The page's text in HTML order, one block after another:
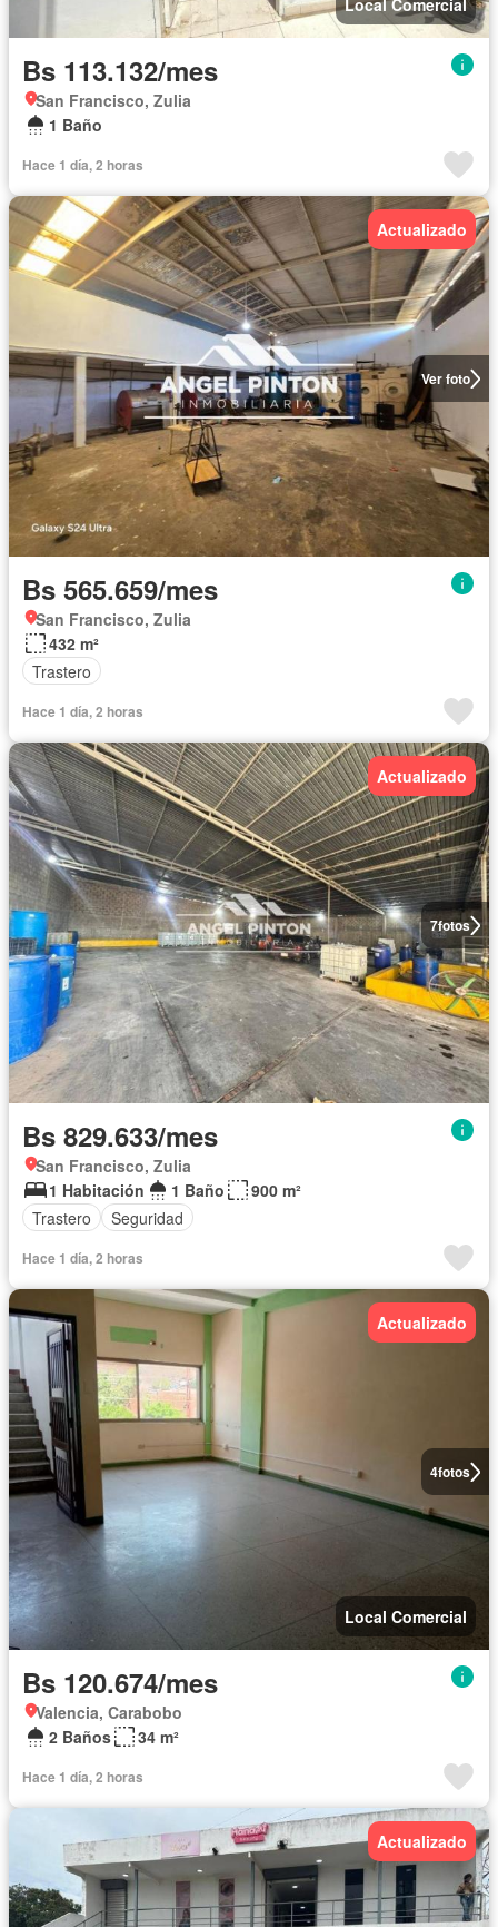
Local Comercial
Bs 113.132/mes
San Francisco, Zulia
1 Baño
Hace 1 día, 2 horas
Ver foto
Actualizado
Bs 565.659/mes
San Francisco, Zulia
432 m²
Trastero
Hace 1 día, 2 horas
7fotos
Actualizado
Bs 829.633/mes
San Francisco, Zulia
1 Habitación
1 Baño
900 m²
Trastero
Seguridad
Hace 1 día, 2 horas
4fotos
Actualizado
Local Comercial
Bs 120.674/mes
Valencia, Carabobo
2 Baños
34 m²
Hace 1 día, 2 horas
Actualizado